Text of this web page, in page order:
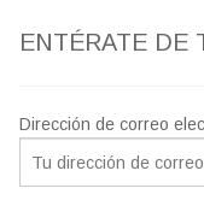
ENTÉRATE DE
Dirección de correo